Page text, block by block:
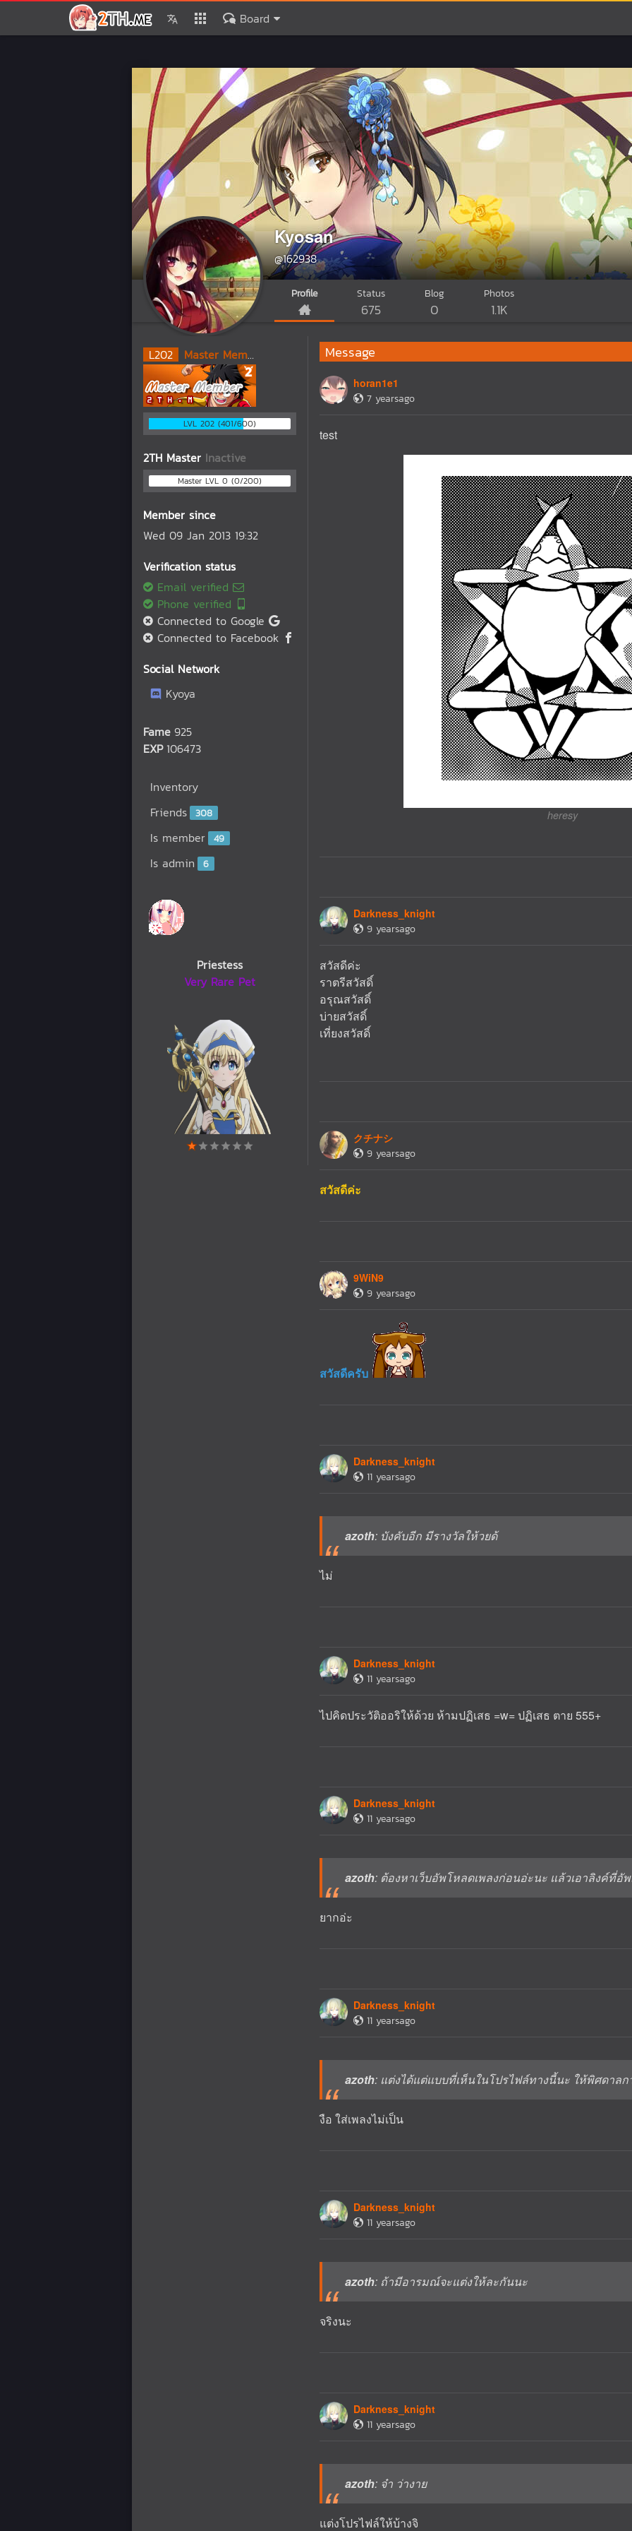
Board
Kyosan
@162938
Profile Status
675
Blog
0
Photos
1.1K
L202 Master Member
LVL 202 (401/600)
2TH Master Inactive
Master LVL 0 (0/200)
Member since
Wed 09 Jan 2013 19:32
Verification status
Email verified
Phone verified
Connected to Google
Connected to Facebook
Social Network
Kyoya
Fame 925
EXP 106473
Inventory
Friends 308
Is member 49
Is admin 6
Priestess
Very Rare Pet
Message
horan1e1
7 yearsago
test
heresy
Darkness_knight
9 yearsago
สวัสดีค่ะ
ราตรีสวัสดิ์
อรุณสวัสดิ์
บ่ายสวัสดิ์
เที่ยงสวัสดิ์
クチナシ
9 yearsago
สวัสดีค่ะ
9WiN9
9 yearsago
สวัสดีครับ
Darkness_knight
11 yearsago
azoth: บังคับอีก มีรางวัลให้วยด้
ไม่
Darkness_knight
11 yearsago
ไปคิดประวัติออริให้ด้วย ห้ามปฏิเสธ =w= ปฏิเสธ ตาย 555+
Darkness_knight
11 yearsago
azoth: ต้องหาเว็บอัพโหลดเพลงก่อนอ่ะนะ แล้วเอาลิงค์ที่อั
ยากอ่ะ
Darkness_knight
11 yearsago
azoth: แต่งได้แต่แบบที่เห็นในโปรไฟล์ทางนี้นะ ให้พิศดาล
งือ ใส่เพลงไม่เป็น
Darkness_knight
11 yearsago
azoth: ถ้ามีอารมณ์จะแต่งให้ละกันนะ
จริงนะ
Darkness_knight
11 yearsago
azoth: จ๋า ว่างาย
แต่งโปรไฟล์ให้บ้างจิ